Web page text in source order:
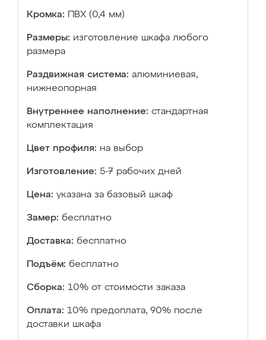
Кромка: ПВХ (0,4 мм)
Размеры: изготовление шкафа любого
размера
Раздвижная система: алюминиевая,
нижнеопорная
Внутреннее наполнение: стандартная
комплектация
Цвет профиля: на выбор
Изготовление: 5-7 рабочих дней
Цена: указана за базовый шкаф
Замер: бесплатно
Доставка: бесплатно
Подъём: бесплатно
Сборка: 10% от стоимости заказа
Оплата: 10% предоплата, 90% после
доставки шкафа